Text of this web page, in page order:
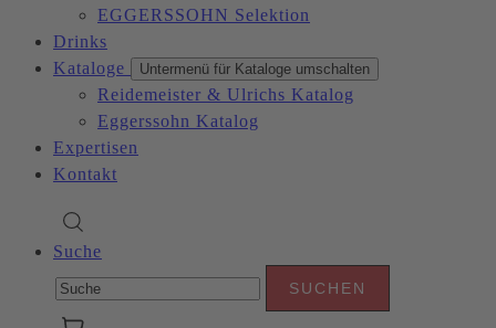
EGGERSSOHN Selektion
Drinks
Kataloge
Untermenü für Kataloge umschalten
Reidemeister & Ulrichs Katalog
Eggerssohn Katalog
Expertisen
Kontakt
Suche